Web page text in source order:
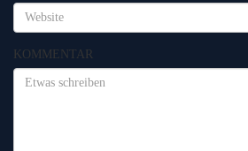
KOMMENTAR